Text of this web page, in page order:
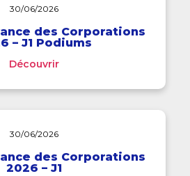
30/06/2026
des Corporations
– J1 Podiums
Découvrir
30/06/2026
des Corporations
2026 – J1